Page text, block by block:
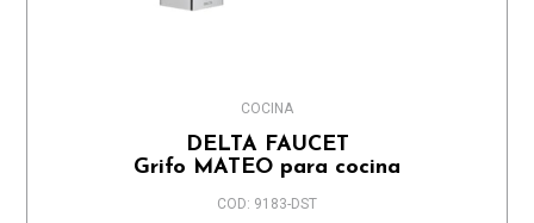
COCINA
DELTA FAUCET
Grifo MATEO para cocina
COD: 9183-DST